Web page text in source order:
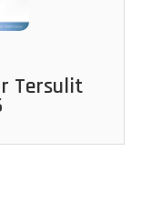
Tersulit